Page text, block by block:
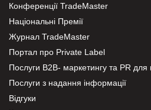
Конференції TradeMaster
Національні Премії
Журнал TradeMaster
Портал про Private Label
Послуги В2В- маркетингу та PR для
Послуги з надання інформації
Відгуки